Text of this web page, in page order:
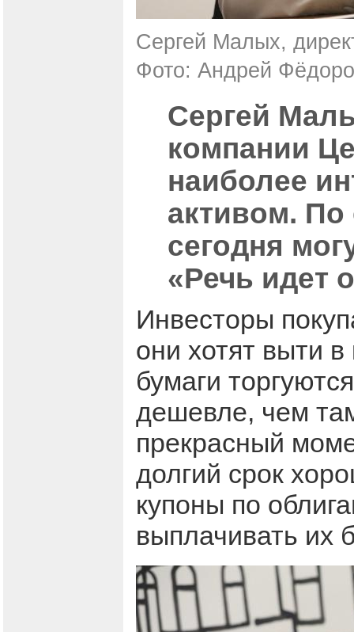
Сергей Малых,
Фото: Андрей
Сергей
компании
наиболее
активом. По
сегодня
«Речь идет
Инвесторы
они хотят выти
бумаги
дешевле, чем
прекрасный
долгий срок
купоны по
выплачивать их